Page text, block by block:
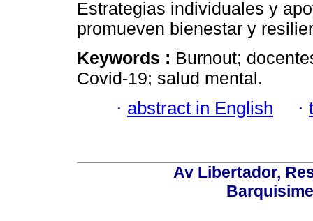
Estrategias individuales y
promueven bienestar y
Keywords : Burnout;
Covid-19; salud mental.
· abstract in English ·
Av Libertador,